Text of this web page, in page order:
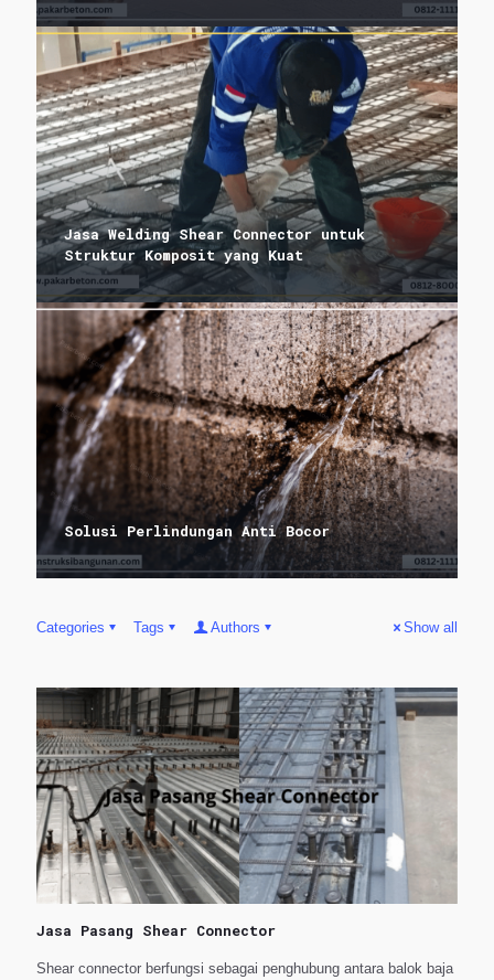
Jasa Welding Shear Connector untuk
Struktur Komposit yang Kuat
Solusi Perlindungan Anti Bocor
Categories Tags Authors Show all
Jasa Pasang Shear Connector
Shear connector berfungsi sebagai penghubung antara balok baja